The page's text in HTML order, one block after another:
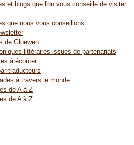
et blogs que l'on vous conseille de visiter . .
que nous vous conseillons . . .
de Gloewen
littéraires issues de partenariats
à écouter
traducteurs
à travers le monde
de A à Z
de A à Z